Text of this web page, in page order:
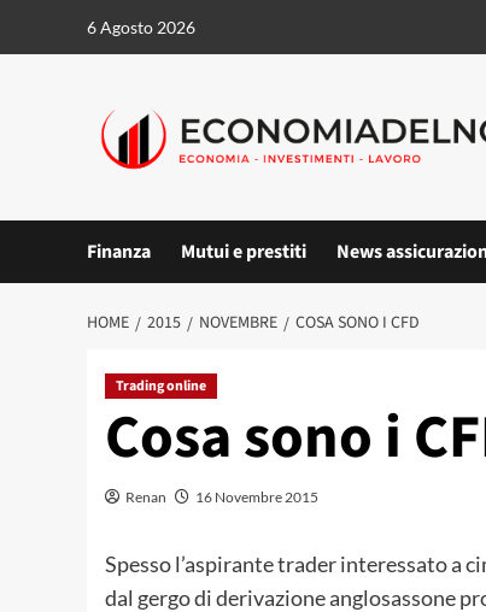
6 Agosto 2026
Finanza Mutui e prestiti News
HOME 2015 NOVEMBRE COSA SONO I CFD
Trading online
Cosa sono i
Renan 16 Novembre 2015
Spesso l’aspirante trader interessato a
dal gergo di derivazione anglosassone